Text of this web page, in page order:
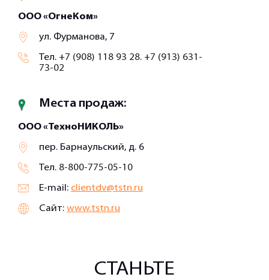
ООО «ОгнеКом»
ул. Фурманова, 7
Тел. +7 (908) 118 93 28. +7 (913) 631-
73-02
Места продаж:
ООО «ТехноНИКОЛЬ»
пер. Барнаульский, д. 6
Тел. 8-800-775-05-10
E-mail: clientdv@tstn.ru
Сайт: www.tstn.ru
СТАНЬТЕ